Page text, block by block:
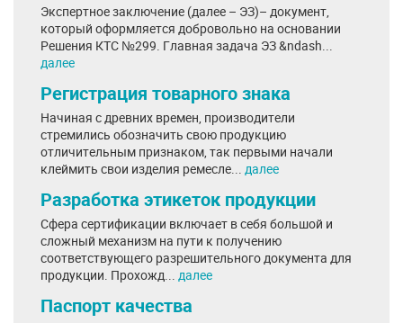
Экспертное заключение (далее – ЭЗ)– документ,
который оформляется добровольно на основании
Решения КТС №299. Главная задача ЭЗ &ndash...
далее
Регистрация товарного знака
Начиная с древних времен, производители
стремились обозначить свою продукцию
отличительным признаком, так первыми начали
клеймить свои изделия ремесле... далее
Разработка этикеток продукции
Сфера сертификации включает в себя большой и
сложный механизм на пути к получению
соответствующего разрешительного документа для
продукции. Прохожд... далее
Паспорт качества